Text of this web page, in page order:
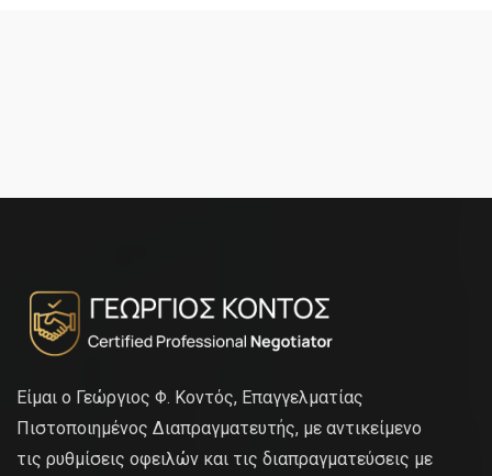
Είμαι ο Γεώργιος Φ. Κοντός, Επαγγελματίας
Πιστοποιημένος Διαπραγματευτής, με αντικείμενο
τις ρυθμίσεις οφειλών και τις διαπραγματεύσεις με